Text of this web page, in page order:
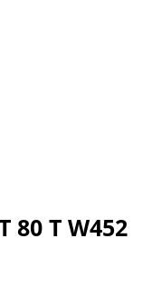
80 T W452